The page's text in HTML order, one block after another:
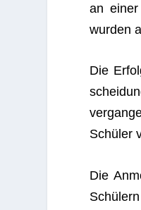
an einer
wur­den
Die
Schü­ler
Die